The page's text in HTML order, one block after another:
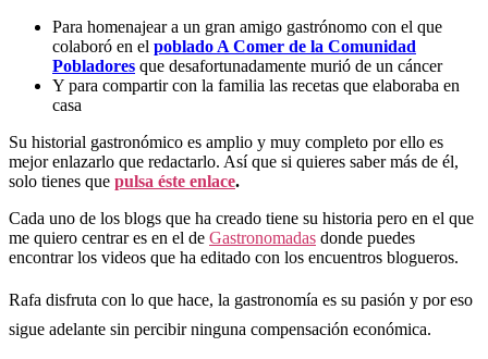
Para homenajear a un gran amigo gastrónomo con el que
colaboró en el poblado A Comer de la Comunidad
Pobladores que desafortunadamente murió de un cáncer
Y para compartir con la familia las recetas que elaboraba en
casa
Su historial gastronómico es amplio y muy completo por ello es
mejor enlazarlo que redactarlo. Así que si quieres saber más de él,
solo tienes que pulsa éste enlace.
Cada uno de los blogs que ha creado tiene su historia pero en el que
me quiero centrar es en el de Gastronomadas donde puedes
encontrar los videos que ha editado con los encuentros blogueros.
Rafa disfruta con lo que hace, la gastronomía es su pasión y por eso
sigue adelante sin percibir ninguna compensación económica.